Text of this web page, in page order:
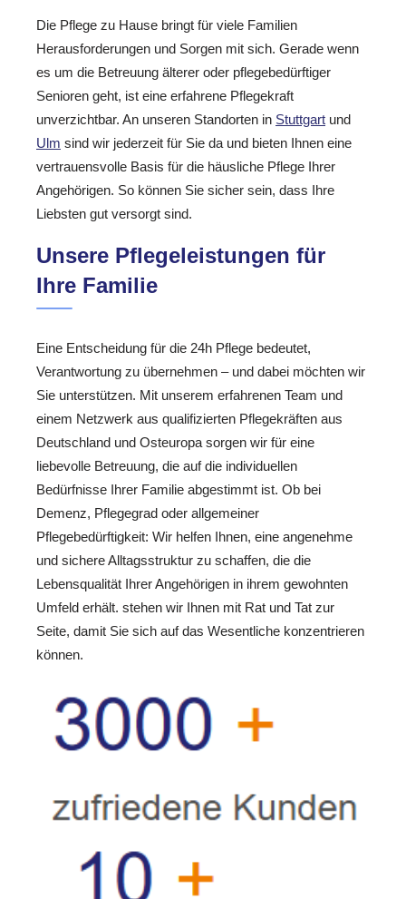
Die Pflege zu Hause bringt für viele Familien
Herausforderungen und Sorgen mit sich. Gerade wenn
es um die Betreuung älterer oder pflegebedürftiger
Senioren geht, ist eine erfahrene Pflegekraft
unverzichtbar. An unseren Standorten in Stuttgart und
Ulm sind wir jederzeit für Sie da und bieten Ihnen eine
vertrauensvolle Basis für die häusliche Pflege Ihrer
Angehörigen. So können Sie sicher sein, dass Ihre
Liebsten gut versorgt sind.
Unsere Pflegeleistungen für
Ihre Familie
Eine Entscheidung für die 24h Pflege bedeutet,
Verantwortung zu übernehmen – und dabei möchten wir
Sie unterstützen. Mit unserem erfahrenen Team und
einem Netzwerk aus qualifizierten Pflegekräften aus
Deutschland und Osteuropa sorgen wir für eine
liebevolle Betreuung, die auf die individuellen
Bedürfnisse Ihrer Familie abgestimmt ist. Ob bei
Demenz, Pflegegrad oder allgemeiner
Pflegebedürftigkeit: Wir helfen Ihnen, eine angenehme
und sichere Alltagsstruktur zu schaffen, die die
Lebensqualität Ihrer Angehörigen in ihrem gewohnten
Umfeld erhält. stehen wir Ihnen mit Rat und Tat zur
Seite, damit Sie sich auf das Wesentliche konzentrieren
können.